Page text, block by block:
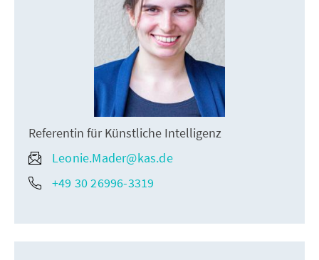
Referentin für Künstliche Intelligenz
Leonie.Mader@kas.de
+49 30 26996-3319